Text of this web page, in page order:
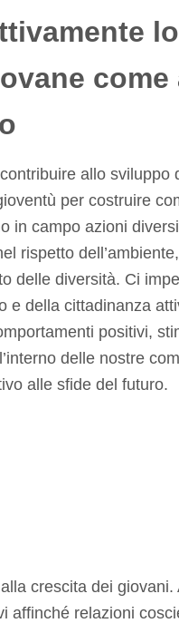
lo
come
allo sviluppo
per costruire
in campo azioni
rispetto
delle diversità. Ci
e della cittadinanza
positivi,
delle nostre
alle sfide del futuro.
crescita dei giovani.
affinché relazioni